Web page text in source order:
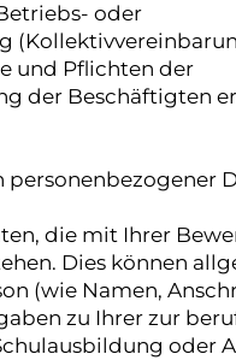
oder
und Pflichten der
der Beschäftigten
personenbezogener
die mit Ihrer
Dies können
(wie Namen,
zu Ihrer zur
oder